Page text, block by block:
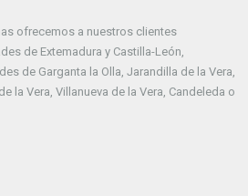
ofrecemos a nuestros clientes
de Extemadura y Castilla-León,
de Garganta la Olla, Jarandilla de la Vera,
la Vera, Villanueva de la Vera, Candeleda o